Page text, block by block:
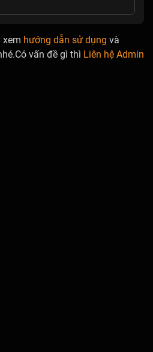
xem hướng dẫn sử dụng và
vấn đề gì thì Liên hệ Admin